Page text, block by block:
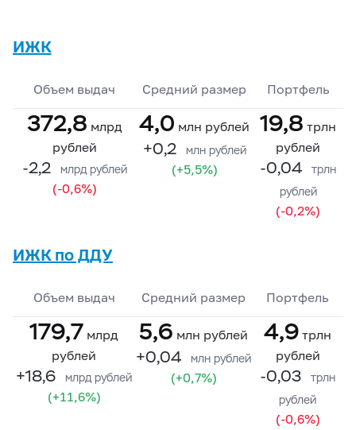
ИЖК
Объем выдач Средний размер Портфель
372,8 млрд
рублей
-2,2 млрд рублей
(-0,6%)
4,0 млн рублей
+0,2 млн рублей
(+5,5%)
19,8 трлн
рублей
-0,04
трлн
рублей
(-0,2%)
ИЖК по ДДУ
Объем выдач Средний размер Портфель
179,7 млрд
рублей
+18,6 млрд рублей
(+11,6%)
5,6 млн рублей
+0,04 млн рублей
(+0,7%)
4,9 трлн
рублей
-0,03
трлн
рублей
(-0,6%)